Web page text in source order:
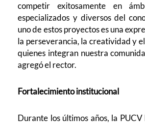
competir exitosamente en
especializados y diversos del
uno de estos proyectos es una
la perseverancia, la creatividad y
quienes integran nuestra
agregó el rector.
Fortalecimiento institucional
Durante los últimos años, la